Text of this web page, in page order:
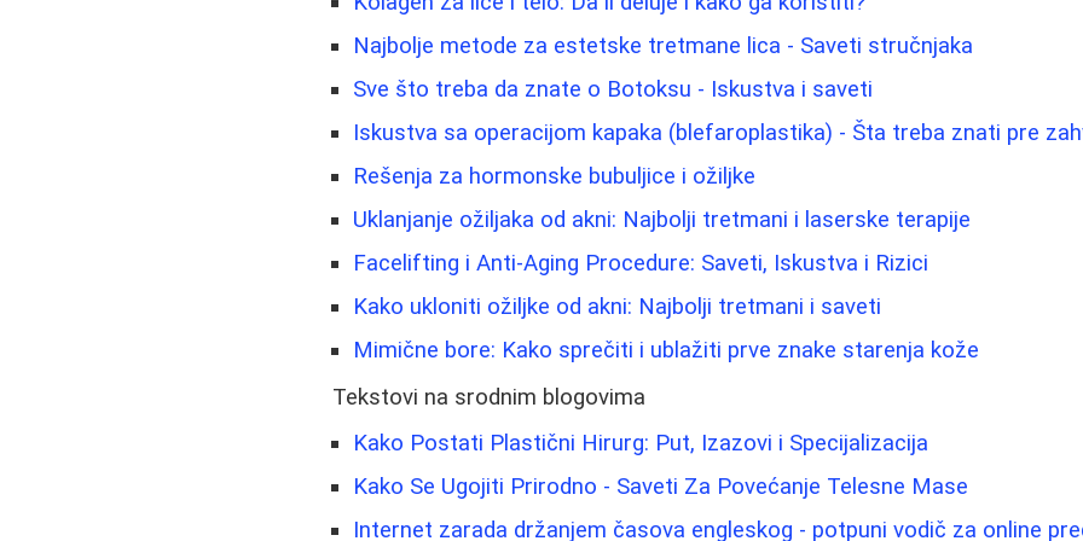
Najbolje metode za estetske tretmane lica - Saveti stručnjaka
Sve što treba da znate o Botoksu - Iskustva i saveti
Iskustva sa operacijom kapaka (blefaroplastika) - Šta treba znati pre
Rešenja za hormonske bubuljice i ožiljke
Uklanjanje ožiljaka od akni: Najbolji tretmani i laserske terapije
Facelifting i Anti-Aging Procedure: Saveti, Iskustva i Rizici
Kako ukloniti ožiljke od akni: Najbolji tretmani i saveti
Mimične bore: Kako sprečiti i ublažiti prve znake starenja kože
Tekstovi na srodnim blogovima
Kako Postati Plastični Hirurg: Put, Izazovi i Specijalizacija
Kako Se Ugojiti Prirodno - Saveti Za Povećanje Telesne Mase
Internet zarada držanjem časova engleskog - potpuni vodič za online